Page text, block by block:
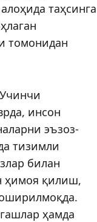
таҳсинга
томонидан
инсон
эъзоз­
тизимли
билан
ҳимоя қилиш,
ҳамда